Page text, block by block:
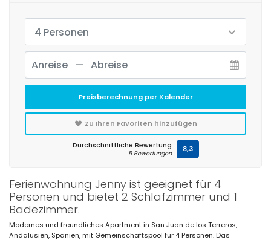
Ferienwohnung Jenny ist geeignet für 4
Personen und bietet 2 Schlafzimmer und 1
Badezimmer.
Modernes und freundliches Apartment in San Juan de los Terreros,
Andalusien, Spanien, mit Gemeinschaftspool für 4 Personen. Das
4 Personen
Preisberechnung per Kalender
Zu Ihren Favoriten hinzufügen
Durchschnittliche Bewertung
5 Bewertungen 8,3